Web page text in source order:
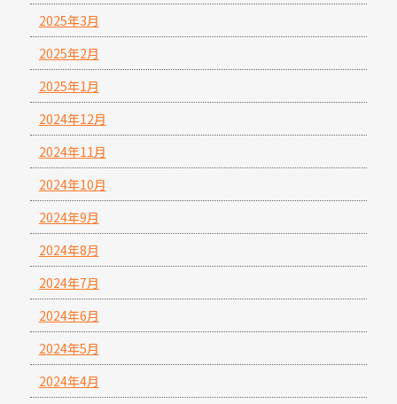
2025年3月
2025年2月
2025年1月
2024年12月
2024年11月
2024年10月
2024年9月
2024年8月
2024年7月
2024年6月
2024年5月
2024年4月